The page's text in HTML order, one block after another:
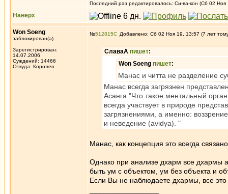
Последний раз редактировалось: Си-ва-кон (Сб 02 Ноя
Наверх
Won Soeng
заблокирован(а)
Зарегистрирован:
14.07.2006
Суждений: 14466
Откуда: Королев
№512815 Добавлено: Сб 02 Ноя 19, 13:57 (7 лет
СлаваА пишет:
Won Soeng пишет:
Манас и читта не разделение
Манас всегда загрязнен
Асанга "Что такое ментальный
всегда участвует в природе
загрязнениями, а именно:
и неведение (avidya). "
Манас, как концепция это всегда
Однако при анализе дхарм все дхармы
быть ум с объектом, ум без объекта и
Если Вы не наблюдаете дхармы, все это